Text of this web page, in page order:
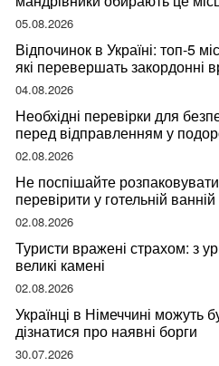
05.08.2026
Відпочинок в Україні: топ-5
які перевершать закордонні
04.08.2026
Необхідні перевірки для
перед відправленням у
02.08.2026
Не поспішайте
перевірити у готельній
мандрівниці
02.08.2026
Туристи вражені страхом: з
великі камені
02.08.2026
Українці в Німеччині можуть
дізнатися про наявні борги
30.07.2026